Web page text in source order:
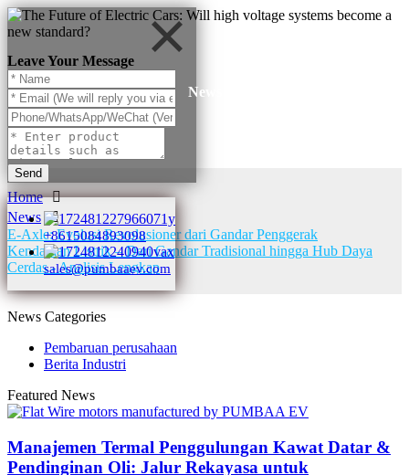
Leave Your Message
Send
+8615084893098
sales@pumbaaev.com
News
Home
News
E-Axle: Evolusi Revolusioner dari Gandar Penggerak
Kendaraan Listrik – Dari Gandar Tradisional hingga Hub Daya
Cerdas - Analisis Lengkap
News Categories
Pembaruan perusahaan
Berita Industri
Featured News
Manajemen Termal Penggulungan Kawat Datar &
Pendinginan Oli: Jalur Rekayasa untuk